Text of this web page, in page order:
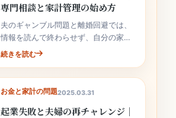
専門相談と家計管理の始め方
夫のギャンブル問題と離婚回避では、
情報を読んで終わらせず、自分の家庭
の事実と次の行動へ落とし込むことが
続きを読む
お金と家計の問題2025.03.31
起業失敗と夫婦の再チャレンジ｜